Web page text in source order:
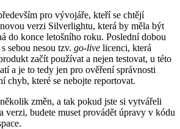
pro vývojáře, kteří se chtějí
verzi Silverlightu, která by měla být
do konce letošního roku. Poslední dobou
sebou nesou tzv. go-live licenci, která
začít používat a nejen testovat, u této
a je to tedy jen pro ověření správnosti
chyb, které se nebojte reportovat.
změn, a tak pokud jste si vytvářeli
verzi, budete muset provádět úpravy v kódu